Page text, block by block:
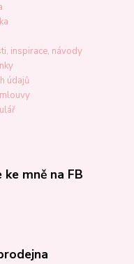
inspirace, návody
údajů
mně na FB